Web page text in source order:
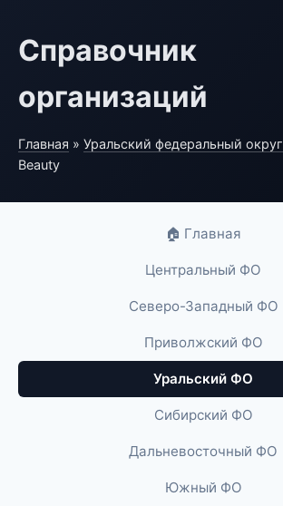
Справочник
организаций
Главная » Уральский федеральный округ
Beauty
🏠 Главная
Центральный ФО
Северо-Западный ФО
Приволжский ФО
Уральский ФО
Сибирский ФО
Дальневосточный ФО
Южный ФО